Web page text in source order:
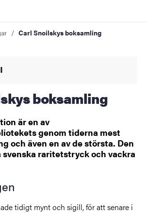
Carl Snoilskys boksamling
boksamling
är en av
genom tiderna mest
och även en av de största. Den
raritetstryck och vackra
tidigt mynt och sigill, för att senare i